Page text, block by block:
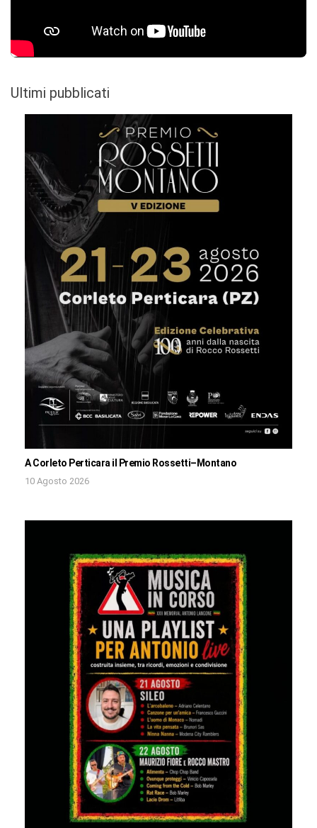
Ultimi pubblicati
A Corleto Perticara il Premio Rossetti–Montano
10 Agosto 2026